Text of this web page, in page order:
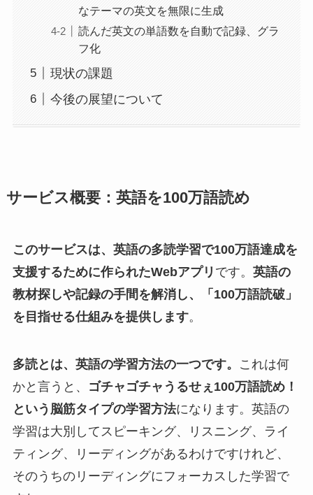
なテーマの英文を無限に生成
読んだ英文の単語数を自動で記録、グラ
フ化
現状の課題
今後の展望について
サービス概要：英語を100万語読め
このサービスは、英語の多読学習で100万語達成を
支援するために作られたWebアプリ です。 英語の
教材探しや記録の手間を解消し、「100万語読破」
を目指せる仕組みを提供します。
多読とは、英語の学習方法の一つです。
これは何
かと言うと、
ゴチャゴチャうるせぇ100万語読め！
という脳筋タイプの学習方法になります。英語の
学習は大別してスピーキング、リスニング、ライ
ティング、リーディングがあるわけですけれど、
そのうちのリーディングにフォーカスした学習で